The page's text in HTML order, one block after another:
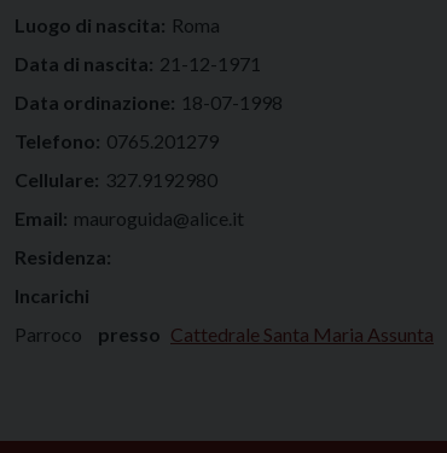
Luogo di nascita: Roma
Data di nascita: 21-12-1971
Data ordinazione: 18-07-1998
Telefono: 0765.201279
Cellulare: 327.9192980
Email: mauroguida@alice.it
Residenza:
Incarichi
Parroco
presso Cattedrale Santa Maria Assunta